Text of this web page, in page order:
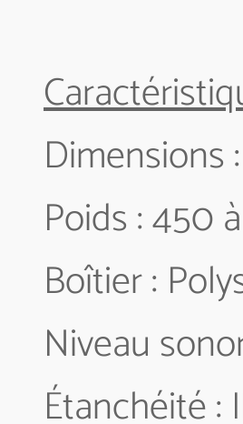
Dimensions
Poids : 450
Boîtier :
Niveau
Étanchéité :